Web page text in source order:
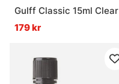
Gulff Classic 15ml Clear
179 kr